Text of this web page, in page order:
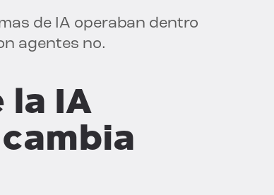
de IA operaban dentro
agentes no.
la IA